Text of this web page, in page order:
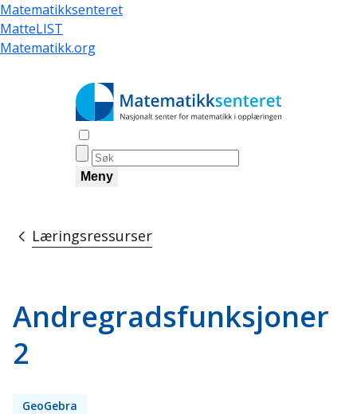
Hopp
til
hovedinnhold
Matematikksenteret
MatteLIST
Matematikk.org
Meny
Navigasjonssti
Læringsressurser
Andregradsfunksjoner
2
GeoGebra